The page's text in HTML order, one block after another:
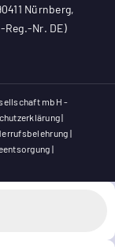
Nürnberg,
Nr. DE)
mbH -
|
|
|